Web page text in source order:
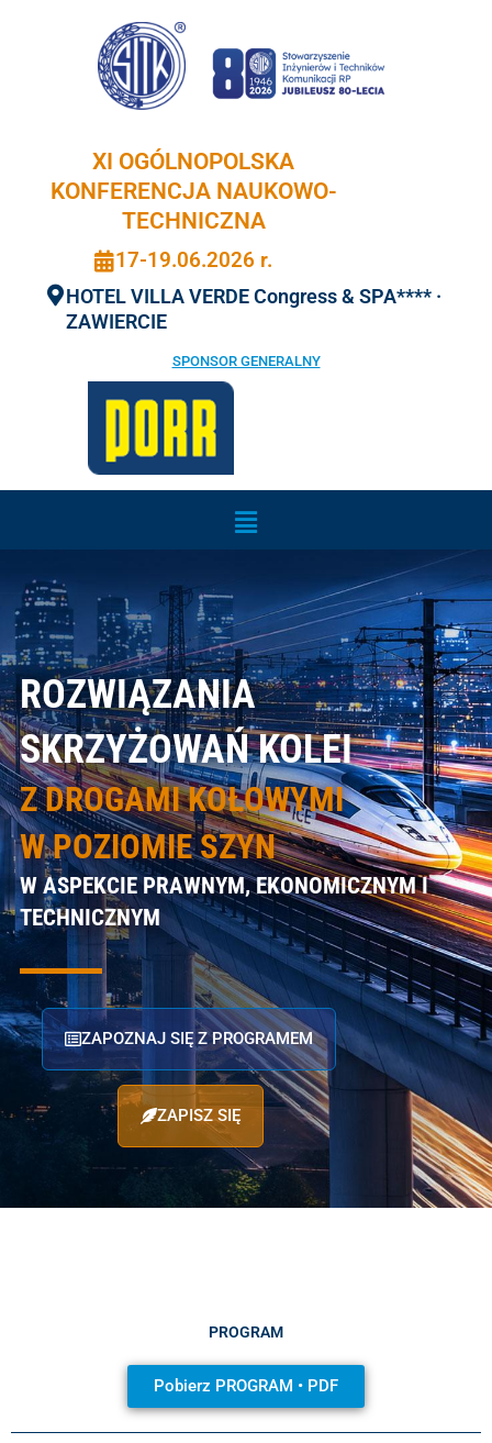
XI OGÓLNOPOLSKA
KONFERENCJA NAUKOWO-
TECHNICZNA
17-19.06.2026 r.
HOTEL VILLA VERDE Congress & SPA**** ·
ZAWIERCIE
SPONSOR GENERALNY
Menu
ROZWIĄZANIA
SKRZYŻOWAŃ KOLEI
Z DROGAMI KOŁOWYMI
W POZIOMIE SZYN
W ASPEKCIE PRAWNYM, EKONOMICZNYM I
TECHNICZNYM
ZAPOZNAJ SIĘ Z PROGRAMEM
ZAPISZ SIĘ
PROGRAM
Pobierz PROGRAM • PDF